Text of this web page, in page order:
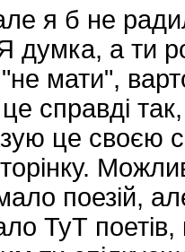
я б не
думка, а ти
мати",
справді
це своєю
поезій,
ТуТ поетів,